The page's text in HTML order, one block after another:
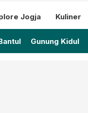
Jogja Kuliner
Gunung Kidul